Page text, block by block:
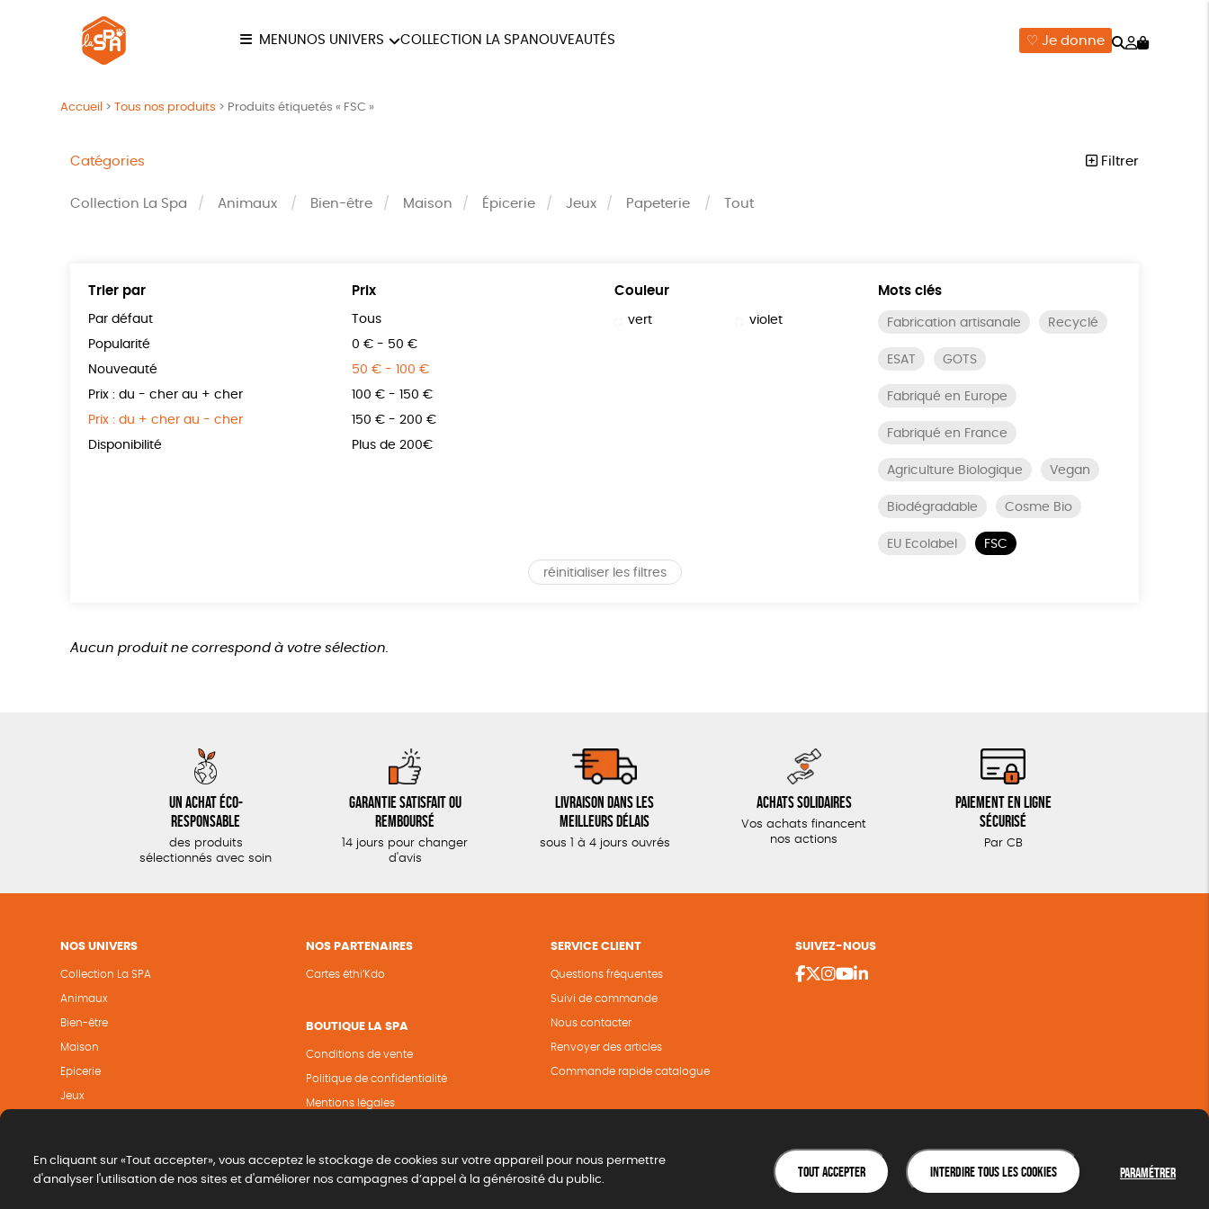
MENU NOS UNIVERS COLLECTION LA SPANOUVEAUTÉS ♡ Je donne Rechercher
Mon
Accueil >Tous nos produits > Produits étiquetés « FSC »
Catégories Filtrer
Collection La Spa Animaux Bien-être Maison Épicerie Jeux Papeterie Tout
Trier par
Par défaut
Popularité
Nouveauté
Prix : du - cher au + cher
Prix : du + cher au - cher
Disponibilité
Prix
Tous
0 € - 50 €
50 € - 100 €
100 € - 150 €
150 € - 200 €
Plus de 200€
Couleur
vert violet
Mots clés
Fabrication artisanale Recyclé
ESAT GOTS
Fabriqué en Europe
Fabriqué en France
Agriculture Biologique Vegan
Biodégradable Cosme Bio
EU Ecolabel FSC
réinitialiser les filtres
Aucun produit ne correspond à votre sélection.
Un achat éco-
responsable
des produits
sélectionnés avec soin
Garantie satisfait ou
remboursé
14 jours pour changer
d'avis
Livraison dans les
meilleurs délais
sous 1 à 4 jours ouvrés
Achats solidaires
Vos achats financent
nos actions
Paiement en ligne
sécurisé
Par CB
NOS UNIVERS
Collection La SPA
Animaux
Bien-être
Maison
Epicerie
Jeux
NOS PARTENAIRES
Cartes éthi’Kdo
BOUTIQUE LA SPA
Conditions de vente
Politique de confidentialité
Mentions légales
SERVICE CLIENT
Questions fréquentes
Suivi de commande
Nous contacter
Renvoyer des articles
Commande rapide catalogue
SUIVEZ-NOUS
En cliquant sur «Tout accepter», vous acceptez le stockage de cookies sur votre appareil pour nous permettre
d'analyser l'utilisation de nos sites et d'améliorer nos campagnes d’appel à la générosité du public.
Tout accepter Interdire tous les cookies Paramétrer